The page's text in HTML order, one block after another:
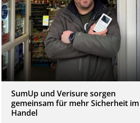
SumUp und Verisure sorgen
gemeinsam für mehr Sicherheit im
Handel